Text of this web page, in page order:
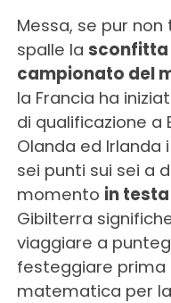
Messa, se pur
spalle la sconfitta
campionato del
la Francia ha
di qualificazione a
Olanda ed
sei punti sui sei a
momento in
Gibilterra
viaggiare a
festeggiare prima
matematica per